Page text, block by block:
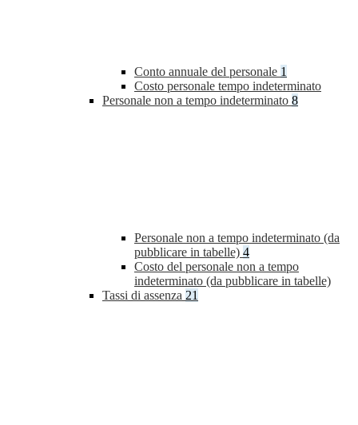
Conto annuale del personale 1
Costo personale tempo indeterminato
Personale non a tempo indeterminato 8
Personale non a tempo indeterminato (da
pubblicare in tabelle) 4
Costo del personale non a tempo
indeterminato (da pubblicare in tabelle)
Tassi di assenza 21